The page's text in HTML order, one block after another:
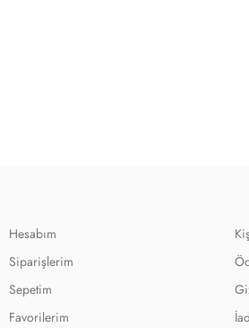
Hesabım
Siparişlerim
Sepetim
Favorilerim